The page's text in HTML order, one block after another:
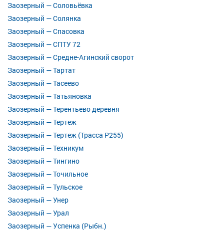
Заозерный — Соловьёвка
Заозерный — Солянка
Заозерный — Спасовка
Заозерный — СПТУ 72
Заозерный — Средне-Агинский сворот
Заозерный — Тартат
Заозерный — Тасеево
Заозерный — Татьяновка
Заозерный — Терентьево деревня
Заозерный — Тертеж
Заозерный — Тертеж (Трасса Р255)
Заозерный — Техникум
Заозерный — Тингино
Заозерный — Точильное
Заозерный — Тульское
Заозерный — Унер
Заозерный — Урал
Заозерный — Успенка (Рыбн.)